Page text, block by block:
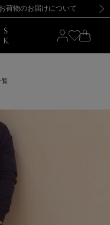
新規登録のお客様も対象！＜MY BARNEYS＞会員のお客様は11,000円（税込）以上のお買上げで常時送料無料！お買い物の際は会員登録を！
【夏季休業に伴う返品・交換承り一時停止のお知らせ】（2026.8.5）
荷物のお届けについて
内・ご注意事項 新規登録のお客様も対象！＜MY BARNEYS＞会員のお客様は11,000円（税込）以上のお買上げで常時送料無料！お買い物の際は会員登録を！
【夏季休業に伴う返品・交換承り一時停止のお知らせ】（2026.8.5）
覧